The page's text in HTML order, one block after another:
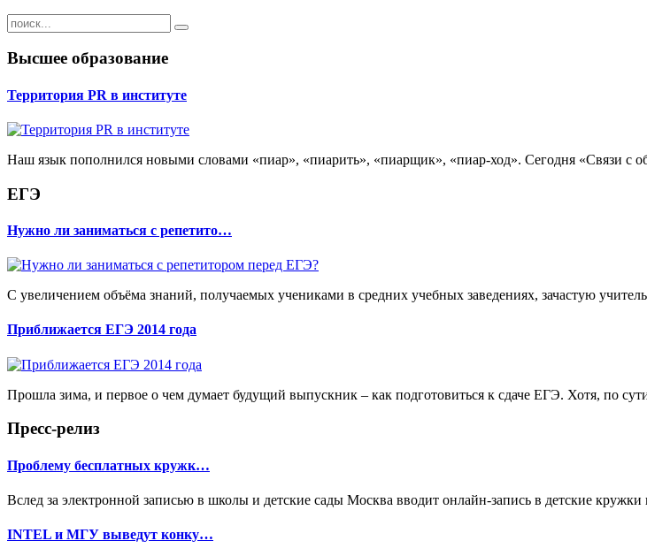
Высшее образование
Территория PR в институте
Наш язык пополнился новыми словами «пиар», «пиарить», «пиарщик», «пиар-ход». Сегодня «Связи с
ЕГЭ
Нужно ли заниматься с репетито…
С увеличением объёма знаний, получаемых учениками в средних учебных заведениях, зачастую
Приближается ЕГЭ 2014 года
Прошла зима, и первое о чем думает будущий выпускник – как подготовиться к сдаче ЕГЭ. Хотя, по
Пресс-релиз
Проблему бесплатных кружк…
Вслед за электронной записью в школы и детские сады Москва вводит онлайн-запись в детские кружки
INTEL и МГУ выведут конку…